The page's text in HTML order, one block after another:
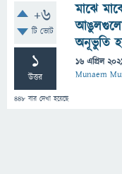
+6
টি ভোট
1
উত্তর
448 বার দেখা হয়েছে
মাঝে
অনূভুতি
16 এপ্রিল
Munaem